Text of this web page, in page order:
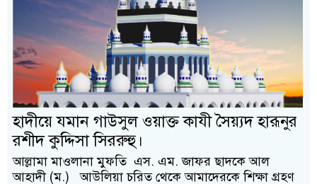
হাদীয়ে যমান গাউসুল ওয়াক্ত কাযী সৈয়্যদ হারূনুর
রশীদ কুদ্দিসা সিররুহু।
আল্লামা মাওলানা মুফতি এস. এম. জাফর ছাদকে আল
আহাদী (ম.) আউলিয়া চরিত থেকে আমাদেরকে শিক্ষা গ্রহণ